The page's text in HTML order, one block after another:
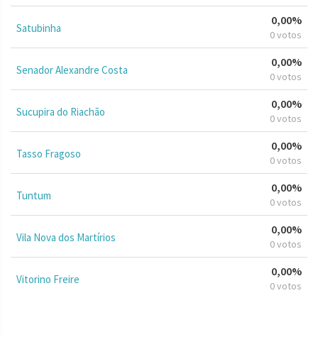
Satubinha
0,00%
0 votos
Senador Alexandre Costa
0,00%
0 votos
Sucupira do Riachão
0,00%
0 votos
Tasso Fragoso
0,00%
0 votos
Tuntum
0,00%
0 votos
Vila Nova dos Martírios
0,00%
0 votos
Vitorino Freire
0,00%
0 votos